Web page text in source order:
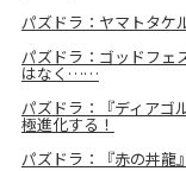
パズドラ：ヤマトタ
パズドラ：ゴッドフェ
はなく……
パズドラ：『ディアゴ
極進化する！
パズドラ：『赤の丼龍